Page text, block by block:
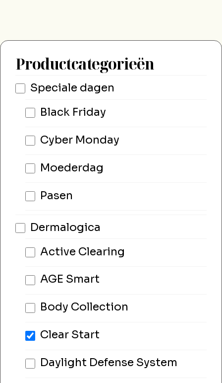
Productcategorieën
Speciale dagen
Black Friday
Cyber Monday
Moederdag
Pasen
Dermalogica
Active Clearing
AGE Smart
Body Collection
Clear Start
Daylight Defense System